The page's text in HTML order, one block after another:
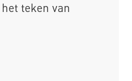
teken van